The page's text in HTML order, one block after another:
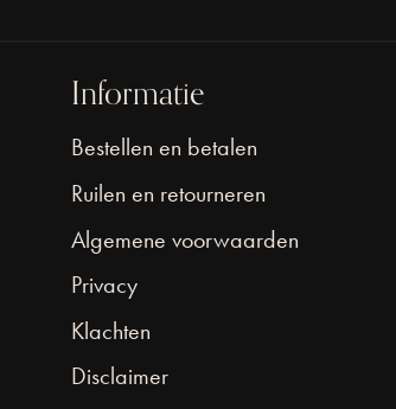
Informatie
Bestellen en betalen
Ruilen en retourneren
Algemene voorwaarden
Privacy
Klachten
Disclaimer